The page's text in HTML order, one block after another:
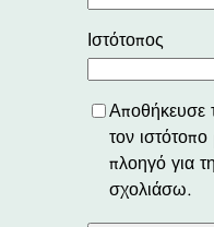
Ιστότοπος
Αποθήκευσε
τον
πλοηγό για
σχολιάσω.